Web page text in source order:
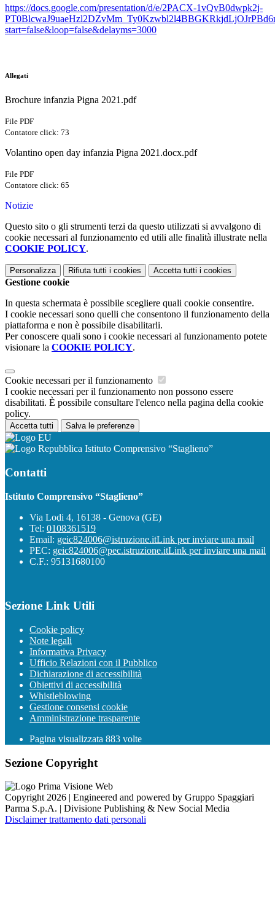
https://docs.google.com/presentation/d/e/2PACX-1vQvB0dwpk2j-
start=false&loop=false&delayms=3000
Allegati
Brochure infanzia Pigna 2021.pdf
File PDF
Contatore click: 73
Volantino open day infanzia Pigna 2021.docx.pdf
File PDF
Contatore click: 65
Notizie
Questo sito o gli strumenti terzi da questo utilizzati si avvalgono di
cookie necessari al funzionamento ed utili alle finalità illustrate nella
COOKIE POLICY.
Personalizza Rifiuta tutti i cookies Accetta tutti i cookies
Gestione cookie
In questa schermata è possibile scegliere quali cookie consentire.
I cookie necessari sono quelli che consentono il funzionamento della
piattaforma e non è possibile disabilitarli.
Per conoscere quali sono i cookie necessari al funzionamento potete
visionare la COOKIE POLICY.
Cookie necessari per il funzionamento
I cookie necessari per il funzionamento non possono essere
disabilitati. È possibile consultare l'elenco nella pagina della cookie
policy.
Accetta tutti Salva le preferenze
Istituto Comprensivo “Staglieno”
Contatti
Istituto Comprensivo “Staglieno”
Via Lodi 4, 16138 - Genova (GE)
Tel: 0108361519
Email: geic824006@istruzione.itLink per inviare una mail
PEC: geic824006@pec.istruzione.itLink per inviare una mail
C.F.: 95131680100
Sezione Link Utili
Cookie policy
Note legali
Informativa Privacy
Ufficio Relazioni con il Pubblico
Dichiarazione di accessibilità
Obiettivi di accessibilità
Whistleblowing
Gestione consensi cookie
Amministrazione trasparente
Pagina visualizzata 883 volte
Sezione Copyright
Copyright 2026 | Engineered and powered by Gruppo Spaggiari
Parma S.p.A. | Divisione Publishing & New Social Media
Disclaimer trattamento dati personali